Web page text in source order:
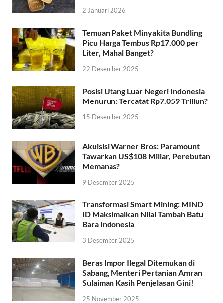
2 Januari 2026
Temuan Paket Minyakita Bundling
Picu Harga Tembus Rp17.000 per
Liter, Mahal Banget?
22 Desember 2025
Posisi Utang Luar Negeri Indonesia
Menurun: Tercatat Rp7.059 Triliun?
15 Desember 2025
Akuisisi Warner Bros: Paramount
Tawarkan US$108 Miliar, Perebutan
Memanas?
9 Desember 2025
Transformasi Smart Mining: MIND
ID Maksimalkan Nilai Tambah Batu
Bara Indonesia
3 Desember 2025
Beras Impor Ilegal Ditemukan di
Sabang, Menteri Pertanian Amran
Sulaiman Kasih Penjelasan Gini!
25 November 2025